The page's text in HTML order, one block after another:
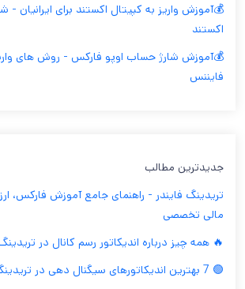
💰آموزش واریز به کپیتال اکستند برای ایرانیان
اکستند
💰آموزش شارژ حساب اوپو فارکس - روش های
فایننس
جدیدترین مطالب
تریدینگ فایندر - راهنمای جامع آموزش فارکس،
مالی تخصصی
🔥 همه چیز درباره اندیکاتور رسم کانال در
🟢 7 بهترین اندیکاتورهای سیگنال دهی در تریدینگ ویو 🟢